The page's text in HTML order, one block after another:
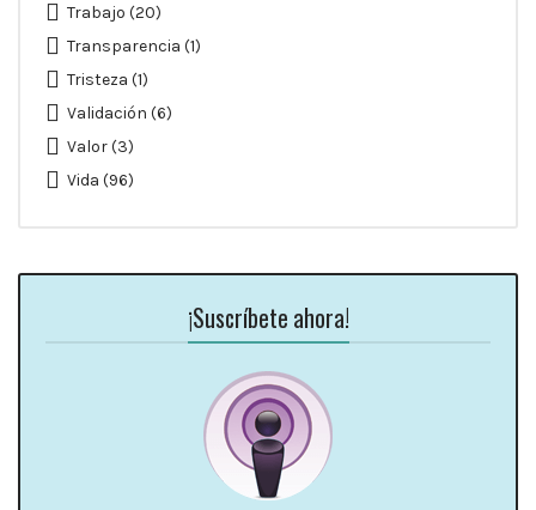
Trabajo (20)
Transparencia (1)
Tristeza (1)
Validación (6)
Valor(3)
Vida (96)
¡Suscríbete ahora!